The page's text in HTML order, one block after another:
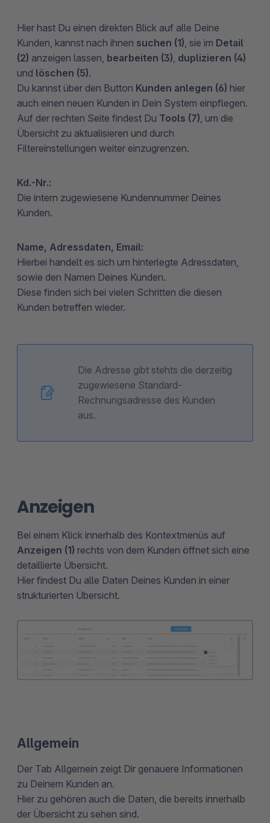
Hier hast Du einen direkten Blick auf alle Deine
Kunden, kannst nach ihnen suchen (1) , sie im Detail
(2) anzeigen lassen, bearbeiten (3) duplizieren (4)
und löschen (5).
Du kannst über den Button Kunden anlegen (6) hier
auch einen neuen Kunden in Dein System einpflegen.
Auf der rechten Seite findest Du Tools (7) , um die
Übersicht zu aktualisieren und durch
Filtereinstellungen weiter einzugrenzen.
Kd.-Nr.:
Die intern zugewiesene Kundennummer Deines
Kunden.
Name, Adressdaten, Email:
Hierbei handelt es sich um hinterlegte Adressdaten,
sowie den Namen Deines Kunden.
Diese finden sich bei vielen Schritten die diesen
Kunden betreffen wieder.
Die Adresse gibt stehts die derzeitig
zugewiesene Standard-
Rechnungsadresse des Kunden
aus.
Anzeigen
Bei einem Klick innerhalb des Kontextmenüs auf
Anzeigen (1) rechts von dem Kunden öffnet sich eine
detaillierte Übersicht.
Hier findest Du alle Daten Deines Kunden in einer
strukturierten Übersicht.
Allgemein
Der Tab Allgemein zeigt Dir genauere Informationen
zu Deinem Kunden an.
Hier zu gehören auch die Daten, die bereits innerhalb
der Übersicht zu sehen sind.